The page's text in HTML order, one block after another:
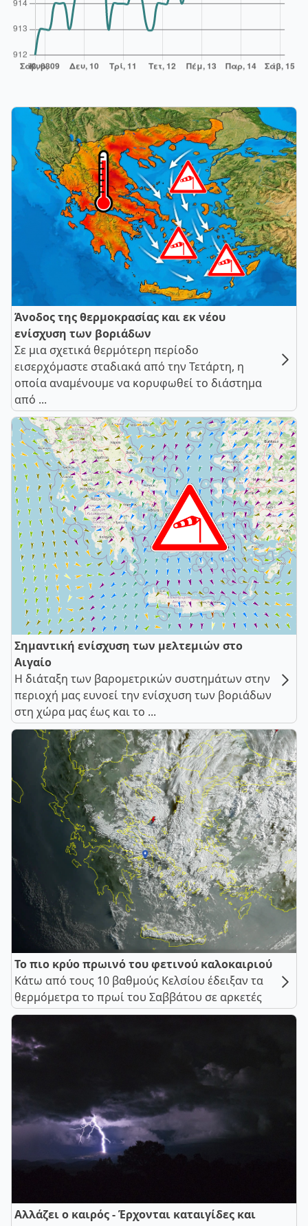
Άνοδος της θερμοκρασίας και εκ νέου
ενίσχυση των βοριάδων
Σε μια σχετικά θερμότερη περίοδο
εισερχόμαστε σταδιακά από την Τετάρτη, η
οποία αναμένουμε να κορυφωθεί το διάστημα
από ...
Σημαντική ενίσχυση των μελτεμιών στο
Αιγαίο
Η διάταξη των βαρομετρικών συστημάτων στην
περιοχή μας ευνοεί την ενίσχυση των βοριάδων
στη χώρα μας έως και το ...
Το πιο κρύο πρωινό του φετινού καλοκαιριού
Κάτω από τους 10 βαθμούς Κελσίου έδειξαν τα
θερμόμετρα το πρωί του Σαββάτου σε αρκετές
Αλλάζει ο καιρός - Έρχονται καταιγίδες και